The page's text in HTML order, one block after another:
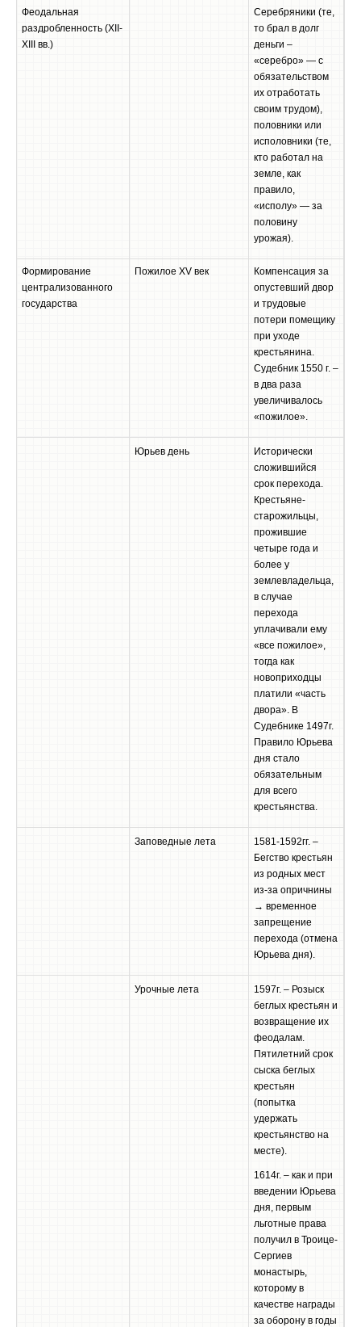
Феодальная
раздробленность (XII-
XIII вв.)
Серебряники (те,
то брал в долг
деньги –
«серебро» — с
обязательством
их отработать
своим трудом),
половники или
исполовники (те,
кто работал на
земле, как
правило,
«исполу» — за
половину
урожая).
Формирование
централизованного
государства
Пожилое XV век
Компенсация за
опустевший двор
и трудовые
потери помещику
при уходе
крестьянина.
Судебник 1550 г. –
в два раза
увеличивалось
«пожилое».
Юрьев день
Исторически
сложившийся
срок перехода.
Крестьяне-
старожильцы,
прожившие
четыре года и
более у
землевладельца,
в случае
перехода
уплачивали ему
«все пожилое»,
тогда как
новоприходцы
платили «часть
двора». В
Судебнике 1497г.
Правило Юрьева
дня стало
обязательным
для всего
крестьянства.
Заповедные лета
1581-1592гг. –
Бегство крестьян
из родных мест
из-за опричнины
→ временное
запрещение
перехода (отмена
Юрьева дня).
Урочные лета
1597г. – Розыск
беглых крестьян и
возвращение их
феодалам.
Пятилетний срок
сыска беглых
крестьян
(попытка
удержать
крестьянство на
месте).
1614г. – как и при
введении Юрьева
дня, первым
льготные права
получил в Троице-
Сергиев
монастырь,
которому в
качестве награды
за оборону в годы